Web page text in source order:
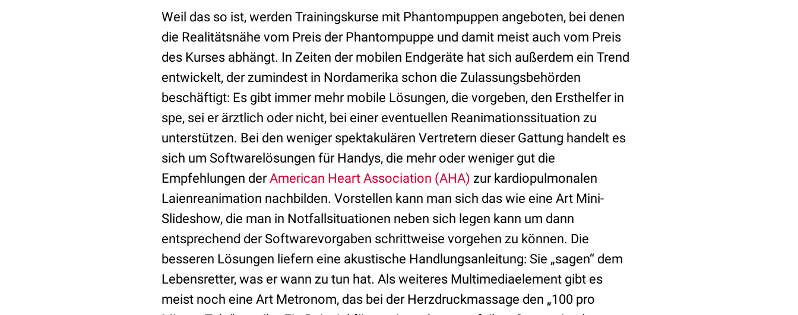
Weil das so ist, werden Trainingskurse mit Phantompuppen angeboten, bei denen
die Realitätsnähe vom Preis der Phantompuppe und damit meist auch vom Preis
des Kurses abhängt. In Zeiten der mobilen Endgeräte hat sich außerdem ein Trend
entwickelt, der zumindest in Nordamerika schon die Zulassungsbehörden
beschäftigt: Es gibt immer mehr mobile Lösungen, die vorgeben, den Ersthelfer in
spe, sei er ärztlich oder nicht, bei einer eventuellen Reanimationssituation zu
unterstützen. Bei den weniger spektakulären Vertretern dieser Gattung handelt es
sich um Softwarelösungen für Handys, die mehr oder weniger gut die
Empfehlungen derAmerican Heart Association (AHA) zur kardiopulmonalen
Laienreanimation nachbilden. Vorstellen kann man sich das wie eine Art Mini-
Slideshow, die man in Notfallsituationen neben sich legen kann um dann
entsprechend der Softwarevorgaben schrittweise vorgehen zu können. Die
besseren Lösungen liefern eine akustische Handlungsanleitung: Sie „sagen“ dem
Lebensretter, was er wann zu tun hat. Als weiteres Multimediaelement gibt es
meist noch eine Art Metronom, das bei der Herzdruckmassage den „100 pro